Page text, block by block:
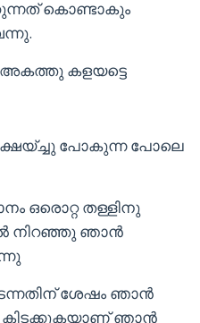
കൊണ്ടാകും
കളയട്ടെ
പോകുന്ന പോലെ
ഒരൊറ്റ തള്ളിനു
നിറഞ്ഞു ഞാൻ
ശേഷം ഞാൻ
ഞാൻ